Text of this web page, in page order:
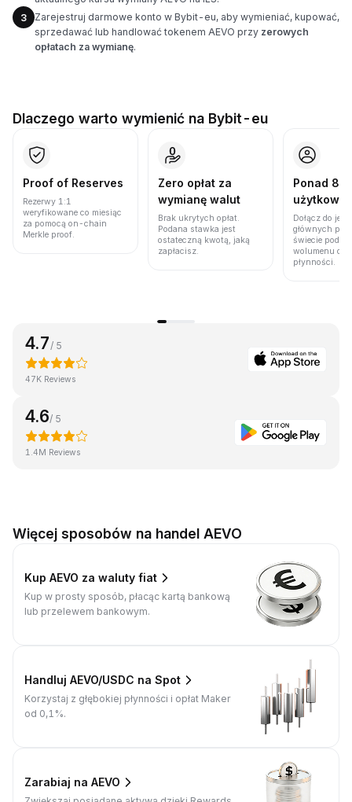
3
Zarejestruj darmowe konto w Bybit-eu, aby wymieniać, kupować,
sprzedawać lub handlować tokenem AEVO przy zerowych
opłatach za wymianę.
Dlaczego warto wymienić na Bybit-eu
Proof of Reserves
Rezerwy 1:1
weryfikowane co miesiąc
za pomocą on-chain
Merkle proof.
Zero opłat za
wymianę walut
Brak ukrytych opłat.
Podana stawka jest
ostateczną kwotą, jaką
zapłacisz.
Ponad 86
Dołącz do
głównych
świecie pod
wolumenu
płynności.
4.7 / 5
47K Reviews
4.6/ 5
1.4M Reviews
Więcej sposobów na handel AEVO
Kup AEVO za waluty fiat
Kup w prosty sposób, płacąc kartą bankową
lub przelewem bankowym.
Handluj AEVO/USDC na Spot
Korzystaj z głębokiej płynności i opłat Maker
od 0,1%.
Zarabiaj na AEVO